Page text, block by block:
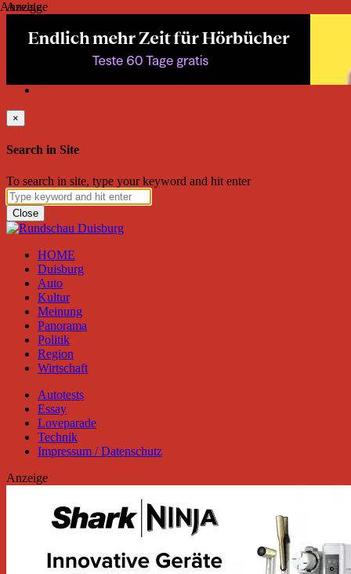
Donnerstag, August 06, 2026
Friend on Facebook Follow on Twitter
×
Search in Site
To search in site, type your keyword and hit enter
Close
HOME
Duisburg
Auto
Kultur
Meinung
Panorama
Politik
Region
Wirtschaft
Autotests
Essay
Loveparade
Technik
Impressum / Datenschutz
Anzeige
Anzeige
Anzeige